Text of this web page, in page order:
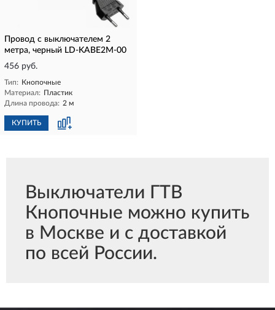
Провод с выключателем 2
метра, черный LD-KABE2M-00
456 руб.
Тип: Кнопочные
Материал: Пластик
Длина провода: 2 м
КУПИТЬ
Выключатели ГТВ
Кнопочные можно купить
в Москве и с доставкой
по всей России.